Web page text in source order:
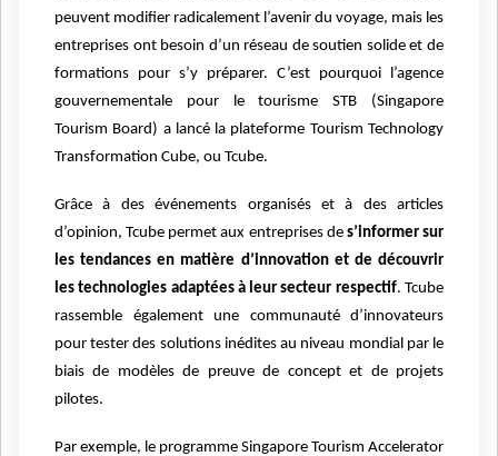
peuvent modifier radicalement l’avenir du voyage, mais les
entreprises ont besoin d’un réseau de soutien solide et de
formations pour s’y préparer. C’est pourquoi l’agence
gouvernementale pour le tourisme STB (Singapore
Tourism Board) a lancé la plateforme Tourism Technology
Transformation Cube, ou Tcube.
Grâce à des événements organisés et à des articles
d’opinion, Tcube permet aux entreprises de s’informer sur
les tendances en matière d’innovation et de découvrir
les technologies adaptées à leur secteur respectif. Tcube
rassemble également une communauté d’innovateurs
pour tester des solutions inédites au niveau mondial par le
biais de modèles de preuve de concept et de projets
pilotes.
Par exemple, le programme Singapore Tourism Accelerator